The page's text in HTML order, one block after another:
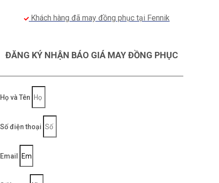
Khách hàng đã may đồng phục tại Fennik
ĐĂNG KÝ NHẬN BÁO GIÁ MAY ĐỒNG PHỤC
Họ và Tên
Số điện thoại
Email